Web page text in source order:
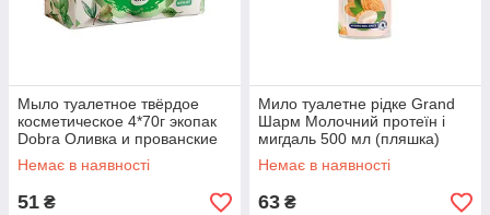
Мыло туалетное твёрдое
косметическое 4*70г экопак
Dobra Оливка и прованские
травы
Немає в наявності
51 ₴
Мило туалетне рідке Grand
Шарм Молочний протеїн і
мигдаль 500 мл (пляшка)
Немає в наявності
63 ₴